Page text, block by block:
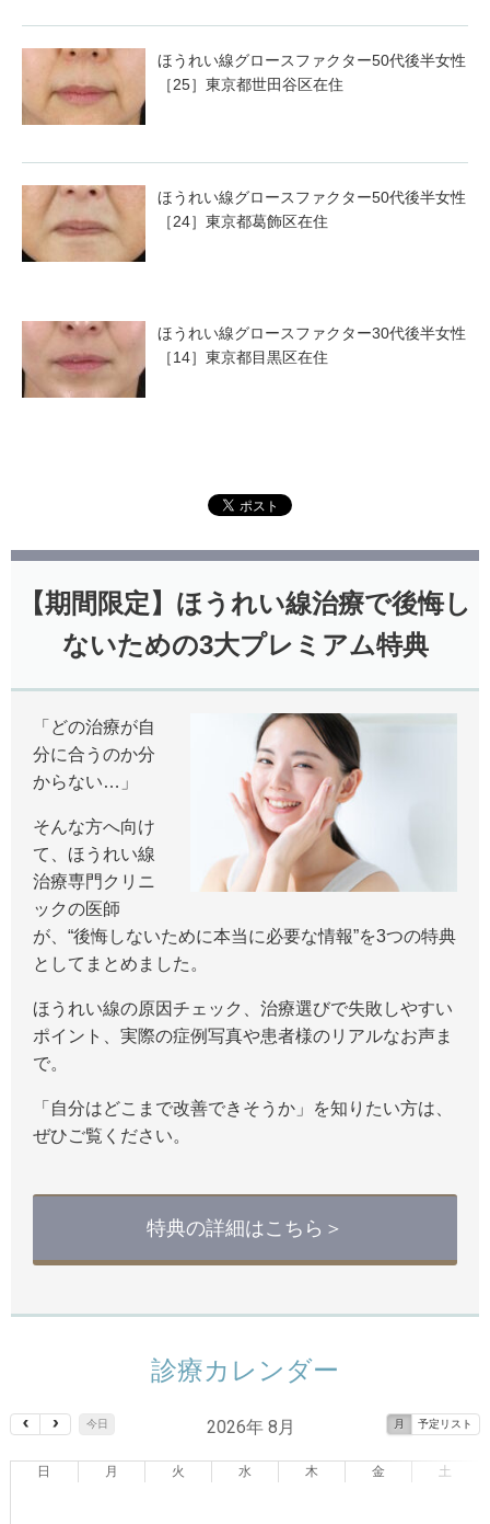
ほうれい線グロースファクター50代後半女性
［25］東京都世田谷区在住
ほうれい線グロースファクター50代後半女性
［24］東京都葛飾区在住
ほうれい線グロースファクター30代後半女性
［14］東京都目黒区在住
【期間限定】ほうれい線治療で後悔し
ないための3大プレミアム特典
「どの治療が自
分に合うのか分
からない…」
そんな方へ向け
て、ほうれい線
治療専門クリニ
ックの医師
が、“後悔しないために本当に必要な情報”を3つの特典
としてまとめました。
ほうれい線の原因チェック、治療選びで失敗しやすい
ポイント、実際の症例写真や患者様のリアルなお声ま
で。
「自分はどこまで改善できそうか」を知りたい方は、
ぜひご覧ください。
特典の詳細はこちら＞
診療カレンダー
今日 月 予定リスト
2026年 8月
日 月 火 水 木 金 土